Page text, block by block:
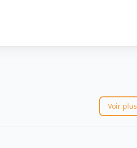
Voir plus